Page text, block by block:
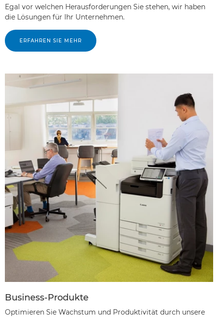
Egal vor welchen Herausforderungen Sie stehen, wir haben
die Lösungen für Ihr Unternehmen.
ERFAHREN SIE MEHR
Business-Produkte
Optimieren Sie Wachstum und Produktivität durch unsere